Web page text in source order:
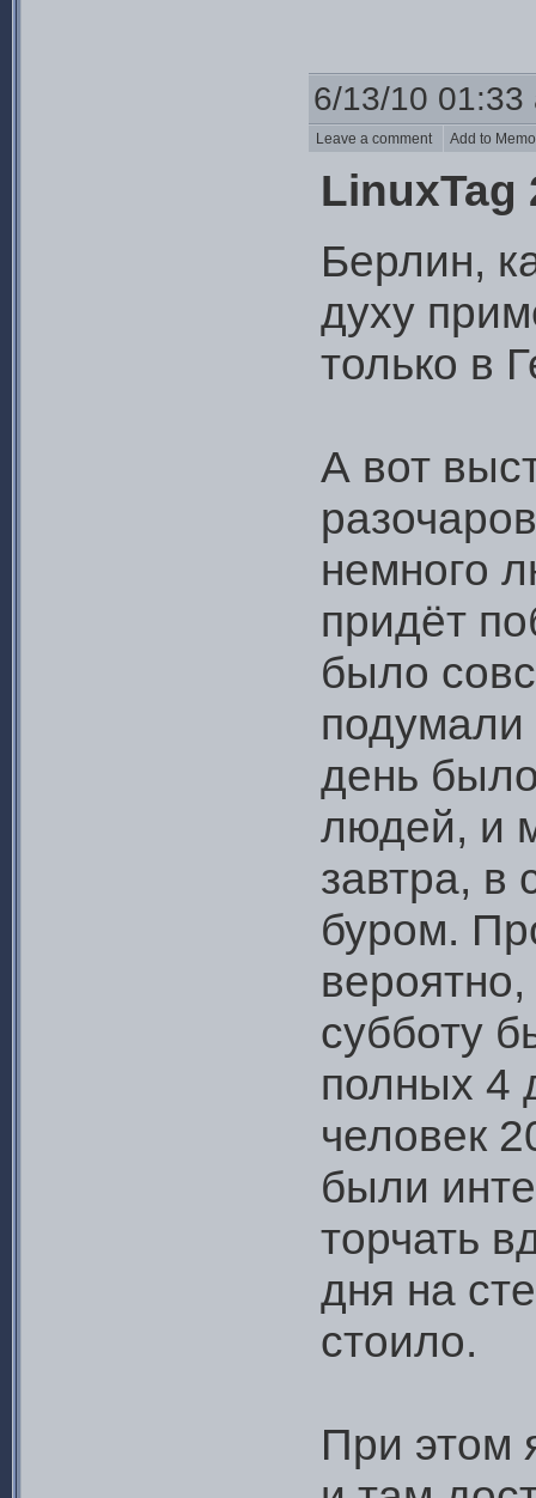
6/13/10 01:33
Leave a comment Add to
LinuxTag
Берлин,
духу
только в
А вот
немного
придёт
было
подумали
день
людей, и
завтра, в
буром.
субботу
полных 4
человек
были
торчать
дня на
стоило.
При этом